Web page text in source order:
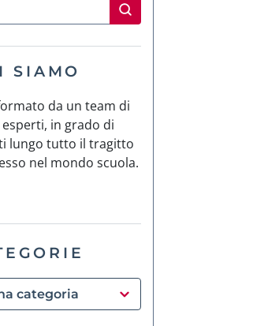
SIAMO
da un team di
in grado di
lungo tutto il tragitto
nel mondo scuola.